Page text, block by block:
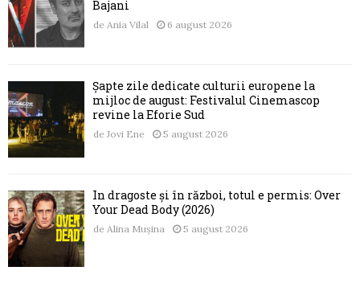
Bajani
de Ania Vilal 6 august 2026
Șapte zile dedicate culturii europene la
mijloc de august: Festivalul Cinemascop
revine la Eforie Sud
de Jovi Ene 5 august 2026
În dragoste și în război, totul e permis: Over
Your Dead Body (2026)
de Alina Mușina 5 august 2026